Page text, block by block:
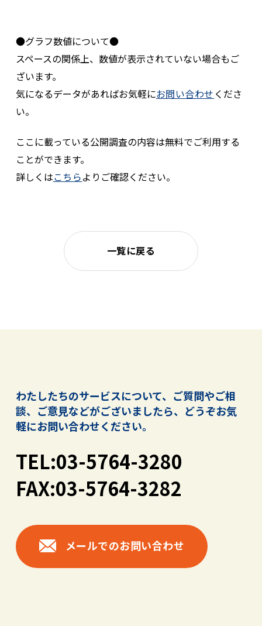
●グラフ数値について●
スペースの関係上、数値が表示されていない場合もご
ざいます。
気になるデータがあればお気軽にお問い合わせ くださ
い。
ここに載っている公開調査の内容は無料でご利用する
ことができます。
詳しくはこちらよりご確認ください。
一覧に戻る
わたしたちのサービスについて、ご質問やご相
談、ご意見などがございましたら、 どうぞお気
軽にお問い合わせください。
TEL:03-5764-3280
FAX:03-5764-3282
メールでのお問い合わせ